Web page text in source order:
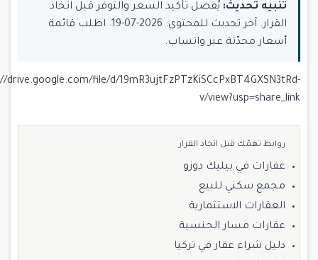
تنبيه تحديث: يُفضّل تأكيد السعر والتوفر قبل اتخاذ
القرار. آخر تحديث للمحتوى: 2026-07-19. اطلب قائمة
أسعار محدّثة عبر واتساب.
drive.google.com/file/d/19mR3ujtFzPTzKiSCcPxBT4GXSN3tRd-
v/view?usp=share_link
روابط تهمّك قبل اتخاذ القرار
عقارات في بيليك دوزو
مجمع سكني للبيع
العقارات الاستثمارية
عقارات مسار الجنسية
دليل شراء عقار في تركيا